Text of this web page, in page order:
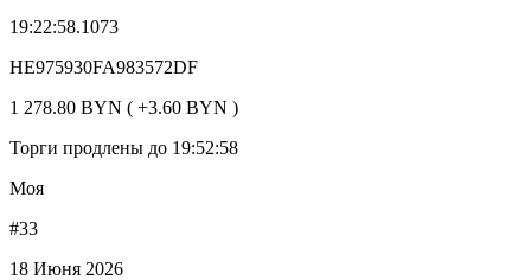
19:22:58.1073
HE975930FA983572DF
1 278.80 BYN ( +3.60 BYN )
Торги продлены до 19:52:58
Моя
#33
18 Июня 2026